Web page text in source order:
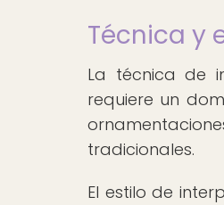
Técnica y
La técnica de
requiere un
tradicionales.
El estilo de